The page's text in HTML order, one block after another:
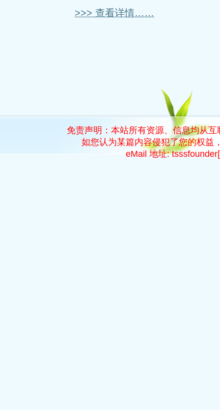
>>> 查看详情……
免责声明：本站所有资源、信息均从
如您认为某篇内容侵犯了您的权益
eMail 地址: